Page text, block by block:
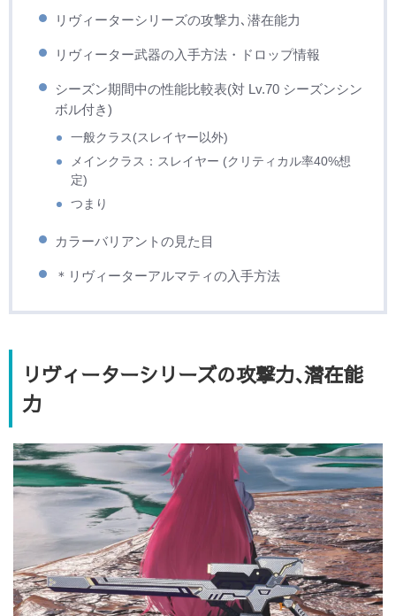
リヴィーターシリーズの攻撃力､潜在能力
リヴィーター武器の入手方法・ドロップ情報
シーズン期間中の性能比較表(対 Lv.70 シーズンシン
ボル付き)
一般クラス(スレイヤー以外)
メインクラス：スレイヤー (クリティカル率40%想
定)
つまり
カラーバリアントの見た目
＊リヴィーターアルマティの入手方法
リヴィーターシリーズの攻撃力､潜在能
力